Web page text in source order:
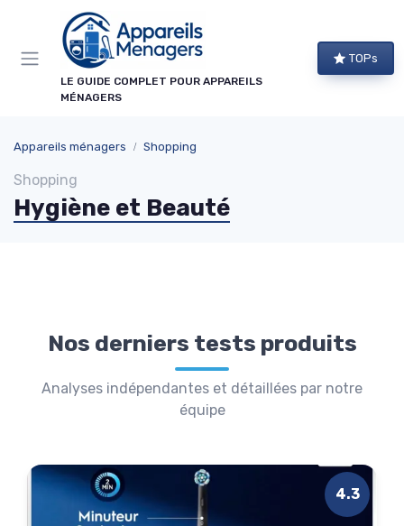
LE GUIDE COMPLET POUR APPAREILS
MÉNAGERS
TOPs
Appareils ménagers Shopping
Shopping
Hygiène et Beauté
Nos derniers tests produits
Analyses indépendantes et détaillées par notre
équipe
4.3
×
NEWSLETTER APPAREILS MÉNAGERS
Guides d'achat, comparatifs exclusifs et alertes
meilleur directement dans votre boîte mail.
→ Je m'abonne
Non merci, peut-être plus tard
Panneau de gestion des cookies